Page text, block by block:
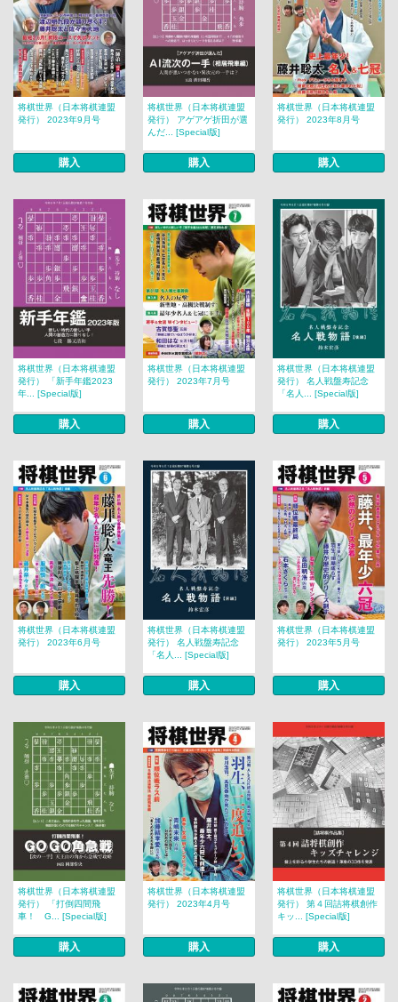
将棋世界（日本将棋連盟
発行） 2023年9月号
購入
将棋世界（日本将棋連盟
発行） アゲアゲ折田が選
んだ... [Special版]
購入
将棋世界（日本将棋連盟
発行） 2023年8月号
購入
将棋世界（日本将棋連盟
発行） 「新手年鑑2023
年... [Special版]
購入
将棋世界（日本将棋連盟
発行） 2023年7月号
購入
将棋世界（日本将棋連盟
発行） 名人戦盤寿記念
「名人... [Special版]
購入
将棋世界（日本将棋連盟
発行） 2023年6月号
購入
将棋世界（日本将棋連盟
発行） 名人戦盤寿記念
「名人... [Special版]
購入
将棋世界（日本将棋連盟
発行） 2023年5月号
購入
将棋世界（日本将棋連盟
発行） 「打倒四間飛
車！ G... [Special版]
購入
将棋世界（日本将棋連盟
発行） 2023年4月号
購入
将棋世界（日本将棋連盟
発行） 第４回詰将棋創作
キッ... [Special版]
購入